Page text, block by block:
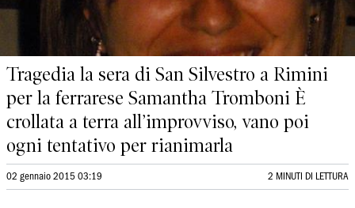
Tragedia la sera di San Silvestro a Rimini
per la ferrarese Samantha Tromboni È
crollata a terra all’improvviso, vano poi
ogni tentativo per rianimarla
02 gennaio 2015 03:19 2 MINUTI DI LETTURA